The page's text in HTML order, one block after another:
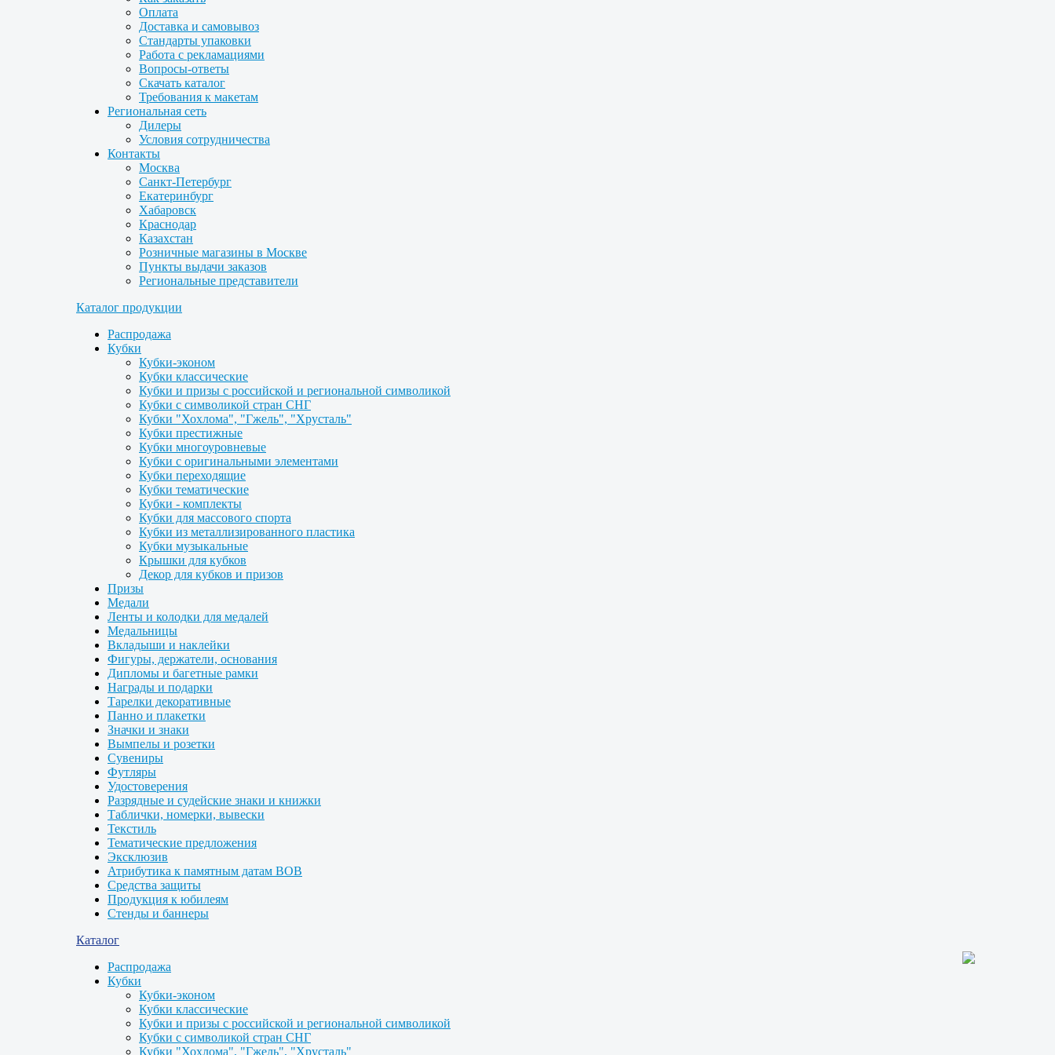
Оплата
Доставка и самовывоз
Стандарты упаковки
Работа с рекламациями
Вопросы-ответы
Скачать каталог
Требования к макетам
Региональная сеть
Дилеры
Условия сотрудничества
Контакты
Москва
Санкт-Петербург
Екатеринбург
Хабаровск
Краснодар
Казахстан
Розничные магазины в Москве
Пункты выдачи заказов
Региональные представители
Каталог продукции
Распродажа
Кубки
Кубки-эконом
Кубки классические
Кубки и призы с российской и региональной символикой
Кубки с символикой стран СНГ
Кубки "Хохлома", "Гжель", "Хрусталь"
Кубки престижные
Кубки многоуровневые
Кубки с оригинальными элементами
Кубки переходящие
Кубки тематические
Кубки - комплекты
Кубки для массового спорта
Кубки из металлизированного пластика
Кубки музыкальные
Крышки для кубков
Декор для кубков и призов
Призы
Медали
Ленты и колодки для медалей
Медальницы
Вкладыши и наклейки
Фигуры, держатели, основания
Дипломы и багетные рамки
Награды и подарки
Тарелки декоративные
Панно и плакетки
Значки и знаки
Вымпелы и розетки
Сувениры
Футляры
Удостоверения
Разрядные и судейские знаки и книжки
Таблички, номерки, вывески
Текстиль
Тематические предложения
Эксклюзив
Атрибутика к памятным датам ВОВ
Средства защиты
Продукция к юбилеям
Стенды и баннеры
Каталог
Распродажа
Кубки
Кубки-эконом
Кубки классические
Кубки и призы с российской и региональной символикой
Кубки с символикой стран СНГ
Кубки "Хохлома", "Гжель", "Хрусталь"